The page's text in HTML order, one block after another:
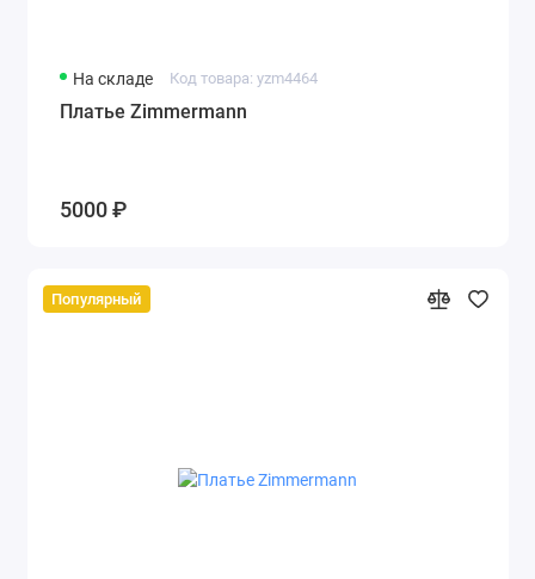
На складе Код товара: yzm4464
Платье Zimmermann
5000 ₽
Популярный